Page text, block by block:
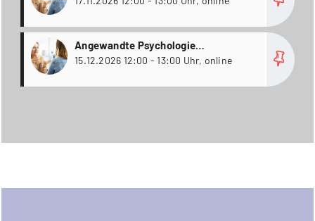
Angewandte Psychologie
Weiterbildungsstudiengänge15.12.2026 12:00 - 13:00 Uhr, online